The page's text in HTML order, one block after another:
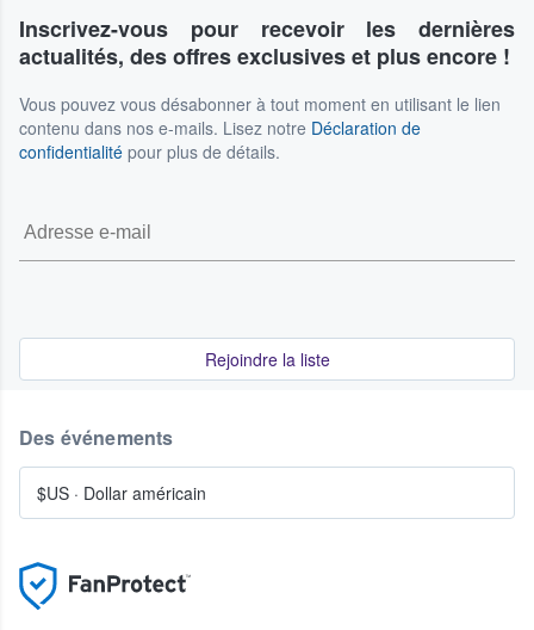
Inscrivez-vous pour recevoir les dernières
actualités, des offres exclusives et plus encore !
Vous pouvez vous désabonner à tout moment en utilisant le lien
contenu dans nos e-mails. Lisez notre Déclaration de
confidentialité pour plus de détails.
Rejoindre la liste
Des événements
$US · Dollar américain